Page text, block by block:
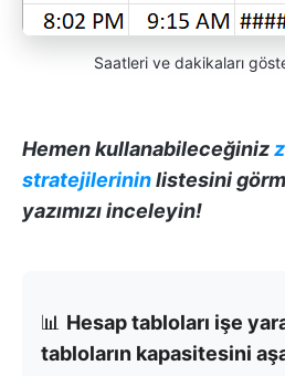
Saatleri ve dakikaları
Hemen kullanabileceğiniz
stratejilerininlistesini
yazımızı inceleyin!
📊 Hesap tabloları işe
tabloların kapasitesini